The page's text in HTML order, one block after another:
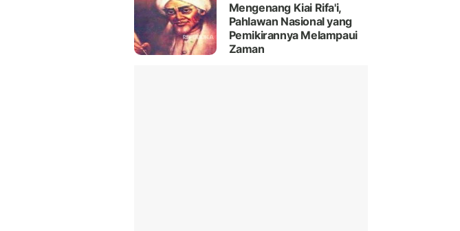
Mengenang Kiai Rifa'i,
Pahlawan Nasional yang
Pemikirannya Melampaui
Zaman